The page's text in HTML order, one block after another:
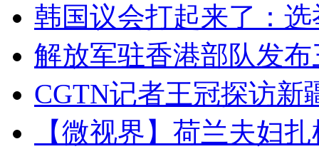
韩国议会打起来了：
解放军驻香港部队发
CGTN记者王冠探访新
【微视界】荷兰夫妇